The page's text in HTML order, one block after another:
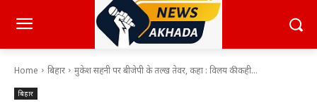
Home बिहार मुकेश सहनी पर बीजेपी के तल्ख तेवर, कहा : विलय की कही...
बिहार